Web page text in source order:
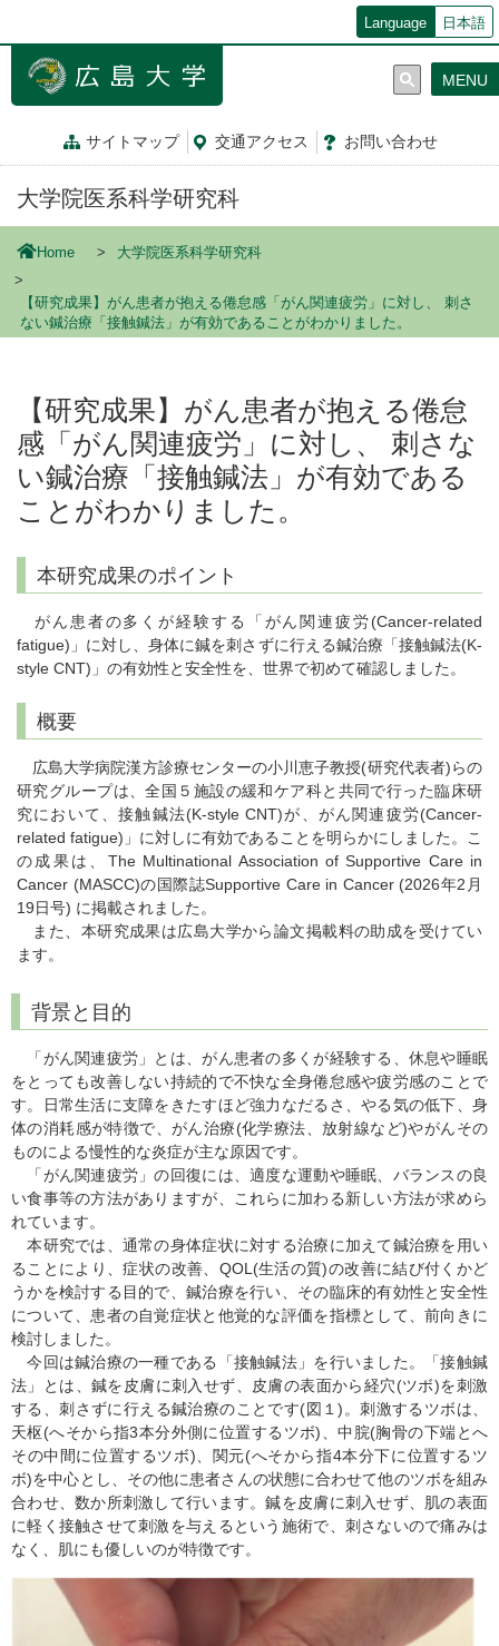
ン
Language 日本語
サイトマップ 交通アクセス お問い合わせ
MENU
大学院医系科学研究科
Home 大学院医系科学研究科
【研究成果】がん患者が抱える倦怠感「がん関連疲労」に対し、 刺さ
ない鍼治療「接触鍼法」が有効であることがわかりました。
【研究成果】がん患者が抱える倦怠
感「がん関連疲労」に対し、 刺さな
い鍼治療「接触鍼法」が有効である
ことがわかりました。
本研究成果のポイント
がん患者の多くが経験する「がん関連疲労(Cancer-related
fatigue)」に対し、身体に鍼を刺さずに行える鍼治療「接触鍼法(K-
style CNT)」の有効性と安全性を、世界で初めて確認しました。
概要
広島大学病院漢方診療センターの小川恵子教授(研究代表者)らの
研究グループは、全国５施設の緩和ケア科と共同で行った臨床研
究において、接触鍼法(K-style CNT)が、がん関連疲労(Cancer-
related fatigue)」に対しに有効であることを明らかにしました。こ
の成果は、The Multinational Association of Supportive Care in
Cancer (MASCC)の国際誌Supportive Care in Cancer (2026年2月
19日号) に掲載されました。
また、本研究成果は広島大学から論文掲載料の助成を受けてい
ます。
背景と目的
「がん関連疲労」とは、がん患者の多くが経験する、休息や睡眠
をとっても改善しない持続的で不快な全身倦怠感や疲労感のことで
す。日常生活に支障をきたすほど強力なだるさ、やる気の低下、身
体の消耗感が特徴で、がん治療(化学療法、放射線など)やがんその
ものによる慢性的な炎症が主な原因です。
「がん関連疲労」の回復には、適度な運動や睡眠、バランスの良
い食事等の方法がありますが、これらに加わる新しい方法が求めら
れています。
本研究では、通常の身体症状に対する治療に加えて鍼治療を用い
ることにより、症状の改善、QOL(生活の質)の改善に結び付くかど
うかを検討する目的で、鍼治療を行い、その臨床的有効性と安全性
について、患者の自覚症状と他覚的な評価を指標として、前向きに
検討しました。
今回は鍼治療の一種である「接触鍼法」を行いました。「接触鍼
法」とは、鍼を皮膚に刺入せず、皮膚の表面から経穴(ツボ)を刺激
する、刺さずに行える鍼治療のことです(図１)。刺激するツボは、
天枢(へそから指3本分外側に位置するツボ)、中脘(胸骨の下端とへ
その中間に位置するツボ)、関元(へそから指4本分下に位置するツ
ボ)を中心とし、その他に患者さんの状態に合わせて他のツボを組み
合わせ、数か所刺激して行います。鍼を皮膚に刺入せず、肌の表面
に軽く接触させて刺激を与えるという施術で、刺さないので痛みは
なく、肌にも優しいのが特徴です。